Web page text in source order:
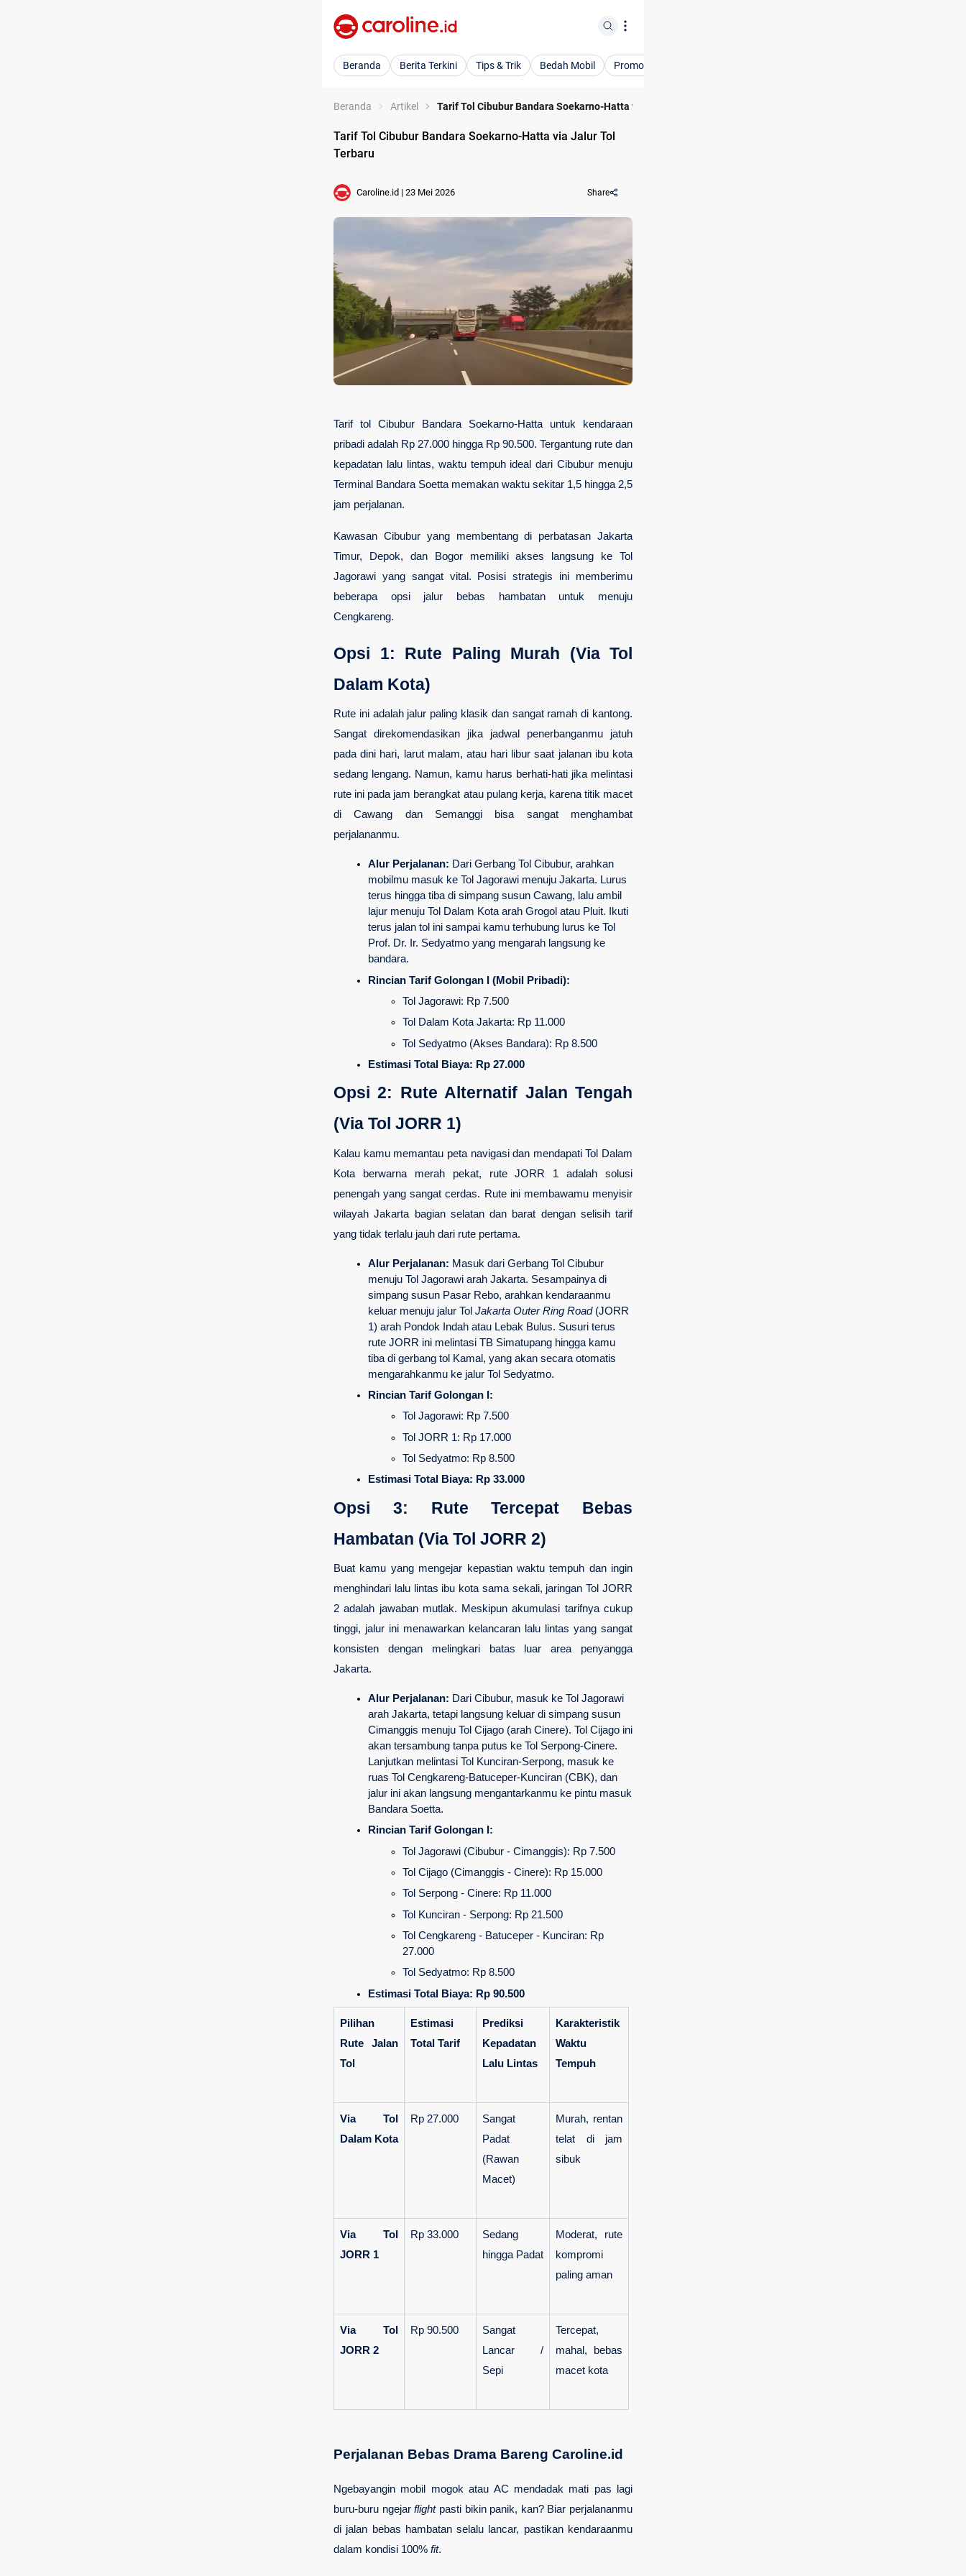
Beranda Berita Terkini Tips & Trik Bedah Mobil Promo
Beranda Artikel Tarif Tol Cibubur Bandara Soekarno-Hatta via Jalur Tol Terbaru
Tarif Tol Cibubur Bandara Soekarno-Hatta via Jalur Tol
Terbaru
Caroline.id | 23 Mei 2026 Share
Tarif tol Cibubur Bandara Soekarno-Hatta untuk kendaraan
pribadi adalah Rp 27.000 hingga Rp 90.500. Tergantung rute dan
kepadatan lalu lintas, waktu tempuh ideal dari Cibubur menuju
Terminal Bandara Soetta memakan waktu sekitar 1,5 hingga 2,5
jam perjalanan.
Kawasan Cibubur yang membentang di perbatasan Jakarta
Timur, Depok, dan Bogor memiliki akses langsung ke Tol
Jagorawi yang sangat vital. Posisi strategis ini memberimu
beberapa opsi jalur bebas hambatan untuk menuju
Cengkareng.
Opsi 1: Rute Paling Murah (Via Tol
Dalam Kota)
Rute ini adalah jalur paling klasik dan sangat ramah di kantong.
Sangat direkomendasikan jika jadwal penerbanganmu jatuh
pada dini hari, larut malam, atau hari libur saat jalanan ibu kota
sedang lengang. Namun, kamu harus berhati-hati jika melintasi
rute ini pada jam berangkat atau pulang kerja, karena titik macet
di Cawang dan Semanggi bisa sangat menghambat
perjalananmu.
Alur Perjalanan: Dari Gerbang Tol Cibubur, arahkan
mobilmu masuk ke Tol Jagorawi menuju Jakarta. Lurus
terus hingga tiba di simpang susun Cawang, lalu ambil
lajur menuju Tol Dalam Kota arah Grogol atau Pluit. Ikuti
terus jalan tol ini sampai kamu terhubung lurus ke Tol
Prof. Dr. Ir. Sedyatmo yang mengarah langsung ke
bandara.
Rincian Tarif Golongan I (Mobil Pribadi):
Tol Jagorawi: Rp 7.500
Tol Dalam Kota Jakarta: Rp 11.000
Tol Sedyatmo (Akses Bandara): Rp 8.500
Estimasi Total Biaya: Rp 27.000
Opsi 2: Rute Alternatif Jalan Tengah
(Via Tol JORR 1)
Kalau kamu memantau peta navigasi dan mendapati Tol Dalam
Kota berwarna merah pekat, rute JORR 1 adalah solusi
penengah yang sangat cerdas. Rute ini membawamu menyisir
wilayah Jakarta bagian selatan dan barat dengan selisih tarif
yang tidak terlalu jauh dari rute pertama.
Alur Perjalanan: Masuk dari Gerbang Tol Cibubur
menuju Tol Jagorawi arah Jakarta. Sesampainya di
simpang susun Pasar Rebo, arahkan kendaraanmu
keluar menuju jalur Tol Jakarta Outer Ring Road (JORR
1) arah Pondok Indah atau Lebak Bulus. Susuri terus
rute JORR ini melintasi TB Simatupang hingga kamu
tiba di gerbang tol Kamal, yang akan secara otomatis
mengarahkanmu ke jalur Tol Sedyatmo.
Rincian Tarif Golongan I:
Tol Jagorawi: Rp 7.500
Tol JORR 1: Rp 17.000
Tol Sedyatmo: Rp 8.500
Estimasi Total Biaya: Rp 33.000
Opsi 3: Rute Tercepat Bebas
Hambatan (Via Tol JORR 2)
Buat kamu yang mengejar kepastian waktu tempuh dan ingin
menghindari lalu lintas ibu kota sama sekali, jaringan Tol JORR
2 adalah jawaban mutlak. Meskipun akumulasi tarifnya cukup
tinggi, jalur ini menawarkan kelancaran lalu lintas yang sangat
konsisten dengan melingkari batas luar area penyangga
Jakarta.
Alur Perjalanan: Dari Cibubur, masuk ke Tol Jagorawi
arah Jakarta, tetapi langsung keluar di simpang susun
Cimanggis menuju Tol Cijago (arah Cinere). Tol Cijago ini
akan tersambung tanpa putus ke Tol Serpong-Cinere.
Lanjutkan melintasi Tol Kunciran-Serpong, masuk ke
ruas Tol Cengkareng-Batuceper-Kunciran (CBK), dan
jalur ini akan langsung mengantarkanmu ke pintu masuk
Bandara Soetta.
Rincian Tarif Golongan I:
Tol Jagorawi (Cibubur - Cimanggis): Rp 7.500
Tol Cijago (Cimanggis - Cinere): Rp 15.000
Tol Serpong - Cinere: Rp 11.000
Tol Kunciran - Serpong: Rp 21.500
Tol Cengkareng - Batuceper - Kunciran: Rp
27.000
Tol Sedyatmo: Rp 8.500
Estimasi Total Biaya: Rp 90.500
Pilihan
Rute Jalan
Tol
Estimasi
Total Tarif
Prediksi
Kepadatan
Lalu Lintas
Karakteristik
Waktu
Tempuh
Via Tol
Dalam Kota
Rp 27.000
Sangat
Padat
(Rawan
Macet)
Murah, rentan
telat di jam
sibuk
Via Tol
JORR 1
Rp 33.000
Sedang
hingga Padat
Moderat, rute
kompromi
paling aman
Via Tol
JORR 2
Rp 90.500
Sangat
Lancar /
Sepi
Tercepat,
mahal, bebas
macet kota
Perjalanan Bebas Drama Bareng Caroline.id
Ngebayangin mobil mogok atau AC mendadak mati pas lagi
buru-buru ngejar flight pasti bikin panik, kan? Biar perjalananmu
di jalan bebas hambatan selalu lancar, pastikan kendaraanmu
dalam kondisi 100% fit.